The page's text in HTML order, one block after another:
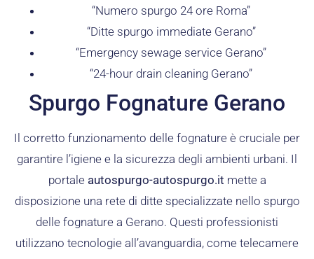
“Numero spurgo 24 ore Roma”
“Ditte spurgo immediate Gerano”
“Emergency sewage service Gerano”
“24-hour drain cleaning Gerano”
Spurgo Fognature Gerano
Il corretto funzionamento delle fognature è cruciale per
garantire l’igiene e la sicurezza degli ambienti urbani. Il
portale autospurgo-autospurgo.it mette a
disposizione una rete di ditte specializzate nello spurgo
delle fognature a Gerano. Questi professionisti
utilizzano tecnologie all’avanguardia, come telecamere